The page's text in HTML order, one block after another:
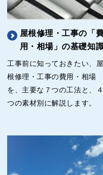
屋根修理・工事の「
用・相場」の基礎知
工事前に知っておきたい、屋
根修理・工事の費用・相場
を、主要な７つの工法と、４
つの素材別に解説します。